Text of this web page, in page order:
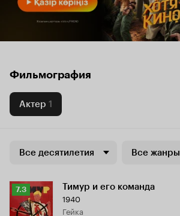
Фильмография
Актер 1
Все десятилетия Все жанры
Рейтинг
Кинопоиска
7.3
7.3 Тимур и его команда
1940
Гейка